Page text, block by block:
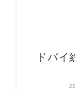
ドバイ